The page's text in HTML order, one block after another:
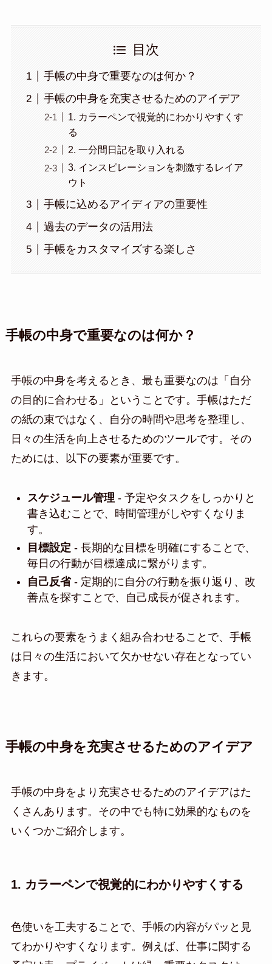
目次
手帳の中身で重要なのは何か？
手帳の中身を充実させるためのアイデア
1. カラーペンで視覚的にわかりやすくす
る
2. 一分間日記を取り入れる
3. インスピレーションを刺激するレイア
ウト
手帳に込めるアイディアの重要性
過去のデータの活用法
手帳をカスタマイズする楽しさ
手帳の中身で重要なのは何か？
手帳の中身を考えるとき、最も重要なのは「自分
の目的に合わせる」ということです。手帳はただ
の紙の束ではなく、自分の時間や思考を整理し、
日々の生活を向上させるためのツールです。その
ためには、以下の要素が重要です。
スケジュール管理 - 予定やタスクをしっかりと
書き込むことで、時間管理がしやすくなりま
す。
目標設定 - 長期的な目標を明確にすることで、
毎日の行動が目標達成に繋がります。
自己反省- 定期的に自分の行動を振り返り、改
善点を探すことで、自己成長が促されます。
これらの要素をうまく組み合わせることで、手帳
は日々の生活において欠かせない存在となってい
きます。
手帳の中身を充実させるためのアイデア
手帳の中身をより充実させるためのアイデアはた
くさんあります。その中でも特に効果的なものを
いくつかご紹介します。
1. カラーペンで視覚的にわかりやすくする
色使いを工夫することで、手帳の内容がパッと見
てわかりやすくなります。例えば、仕事に関する